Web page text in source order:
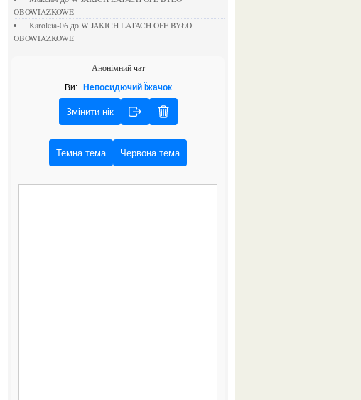
OBOWIAZKOWE
karolcia-06до W JAKICH LATACH OFE BYŁO
OBOWIAZKOWE
Анонімний чат
Ви: Непосидючий Їжачок
Змінити нік
Темна тема Червона тема